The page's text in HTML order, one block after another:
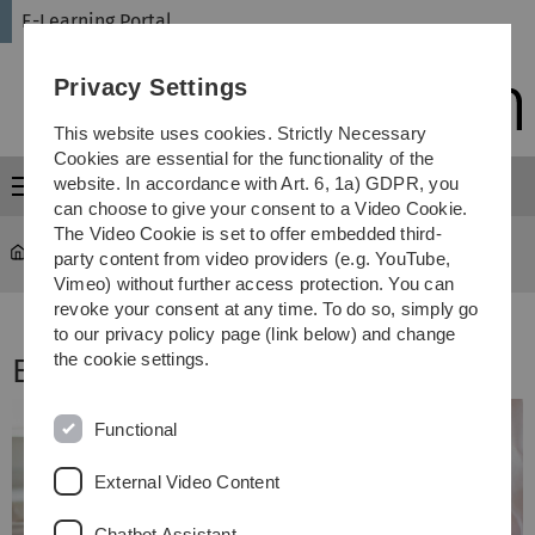
Skip
Skip
Skip
Skip
E-Learning Portal
Menu
E-Learning Portal ... Termine
E-Learning News
Privacy Settings
This website uses cookies. Strictly Necessary
Cookies are essential for the functionality of the
website. In accordance with Art. 6, 1a) GDPR, you
can choose to give your consent to a Video Cookie.
The Video Cookie is set to offer embedded third-
party content from video providers (e.g. YouTube,
Vimeo) without further access protection. You can
revoke your consent at any time. To do so, simply go
to our privacy policy page (link below) and change
the cookie settings.
Functional
External Video Content